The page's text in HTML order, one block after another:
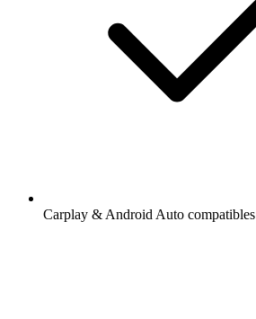
Carplay & Android Auto compatibles